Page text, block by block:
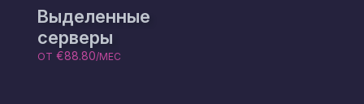
Выделенные
серверы
ОТ €88.80/МЕС